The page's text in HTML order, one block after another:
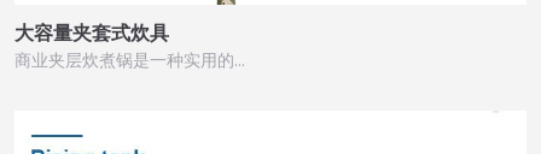
大容量夹套式炊具
商业夹层炊煮锅是一种实用的…